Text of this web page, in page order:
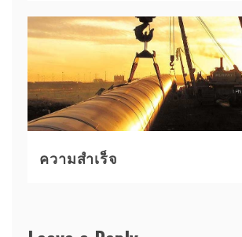
ความสำเร็จ